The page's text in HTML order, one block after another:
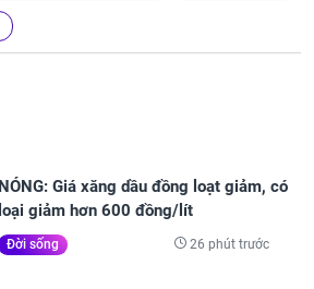
NÓNG: Giá xăng dầu đồng loạt giảm, có
loại giảm hơn 600 đồng/lít
Đời sống 26 phút trước